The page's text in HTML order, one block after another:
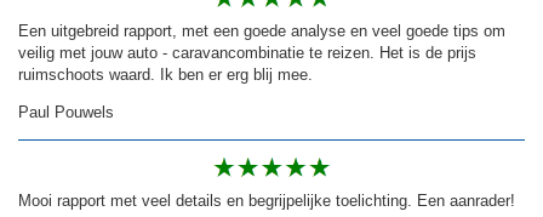
Een uitgebreid rapport, met een goede analyse en veel goede tips om
veilig met jouw auto - caravancombinatie te reizen. Het is de prijs
ruimschoots waard. Ik ben er erg blij mee.
Paul Pouwels
Mooi rapport met veel details en begrijpelijke toelichting. Een aanrader!